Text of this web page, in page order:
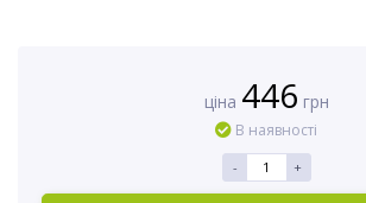
ціна 446 грн
В наявності
- +